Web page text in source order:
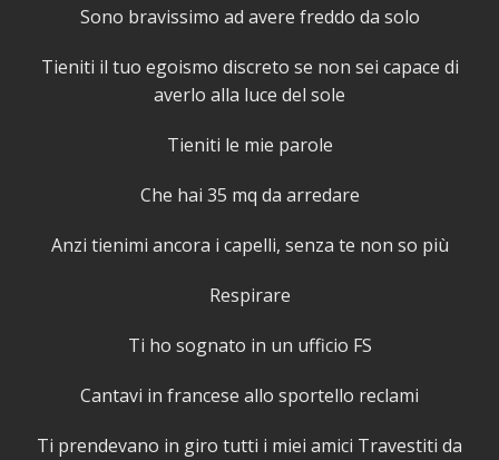
Sono bravissimo ad avere freddo da solo
Tieniti il tuo egoismo discreto se non sei capace di
averlo alla luce del sole
Tieniti le mie parole
Che hai 35 mq da arredare
Anzi tienimi ancora i capelli, senza te non so più
Respirare
Ti ho sognato in un ufficio FS
Cantavi in francese allo sportello reclami
Ti prendevano in giro tutti i miei amici Travestiti da